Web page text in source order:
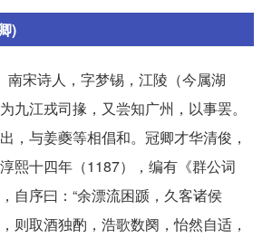
)
南宋诗人，字梦锡，江陵（今属湖
九江戎司掾，又尝知广州，以事罢。
，与姜夔等相倡和。冠卿才华清俊，
熙十四年（1187），编有《群公词
自序曰：“余漂流困踬，久客诸侯
取酒独酌，浩歌数阕，怡然自适，